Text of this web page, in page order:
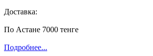
Доставка:
По Астане 7000 тенге
Подробнее...